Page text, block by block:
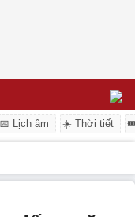
📅 Lịch âm ☀️ Thời tiết